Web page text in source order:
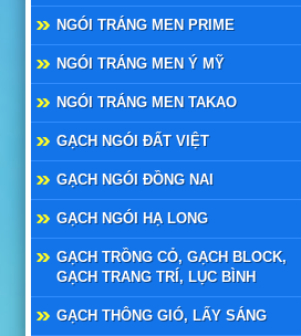
NGÓI TRÁNG MEN PRIME
NGÓI TRÁNG MEN Ý MỸ
NGÓI TRÁNG MEN TAKAO
GẠCH NGÓI ĐẤT VIỆT
GẠCH NGÓI ĐỒNG NAI
GẠCH NGÓI HẠ LONG
GẠCH TRỒNG CỎ, GẠCH BLOCK,
GẠCH TRANG TRÍ, LỤC BÌNH
GẠCH THÔNG GIÓ, LẤY SÁNG